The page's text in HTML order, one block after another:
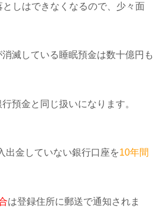
としはできなくなるので、少々面
滅している睡眠預金は数十億円も
預金と同じ扱いになります。
出金していない銀行口座を10年間
は登録住所に郵送で通知されま